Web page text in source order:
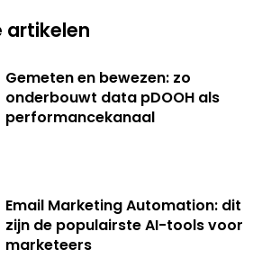
artikelen
Gemeten en bewezen: zo
onderbouwt data pDOOH als
performancekanaal
Email Marketing Automation: dit
zijn de populairste AI-tools voor
marketeers